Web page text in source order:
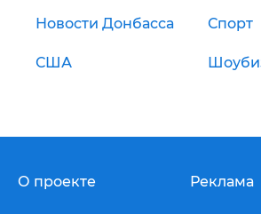
Новости Донбасса Спорт
США
О проекте Реклама